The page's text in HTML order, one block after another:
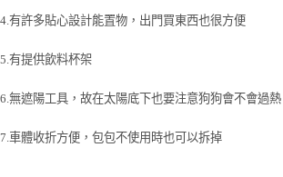
4.有許多貼心設計能置物，出門買東西也很方便
5.有提供飲料杯架
6.無遮陽工具，故在太陽底下也要注意狗狗會不會過熱
7.車體收折方便，包包不使用時也可以拆掉